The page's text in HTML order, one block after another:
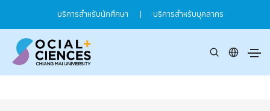
บริการสำหรับนักศึกษา | บริการสำหรับบุคลากร